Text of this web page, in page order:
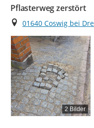
Pflasterweg zerstört
Ort
01640 Coswig bei
2 Bilder